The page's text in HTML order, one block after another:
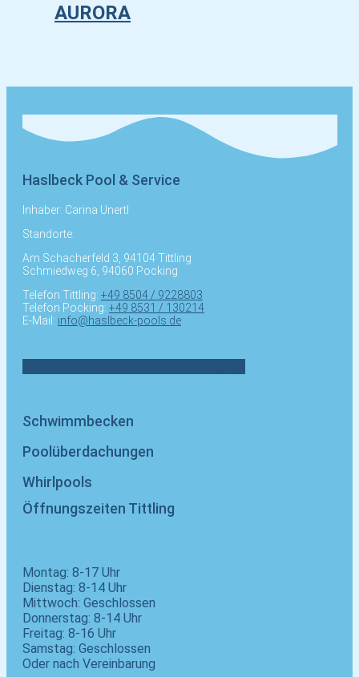
AURORA
Haslbeck Pool & Service
Inhaber: Carina Unertl
Standorte:
Am Schacherfeld 3, 94104 Tittling
Schmiedweg 6, 94060 Pocking
Telefon Tittling: +49 8504 / 9228803
Telefon Pocking: +49 8531 / 130214
E-Mail: info@haslbeck-pools.de
Schwimmbecken
Poolüberdachungen
Whirlpools
Öffnungszeiten Tittling
Montag: 8-17 Uhr
Dienstag: 8-14 Uhr
Mittwoch: Geschlossen
Donnerstag: 8-14 Uhr
Freitag: 8-16 Uhr
Samstag: Geschlossen
Oder nach Vereinbarung